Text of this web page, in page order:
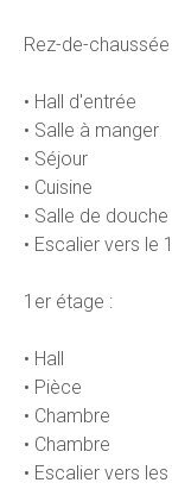
Rez-de-chaussée
• Hall d'entrée
• Salle à manger
• Séjour
• Cuisine
• Salle de douche
• Escalier vers le
1er étage :
• Hall
• Pièce
• Chambre
• Chambre
• Escalier vers